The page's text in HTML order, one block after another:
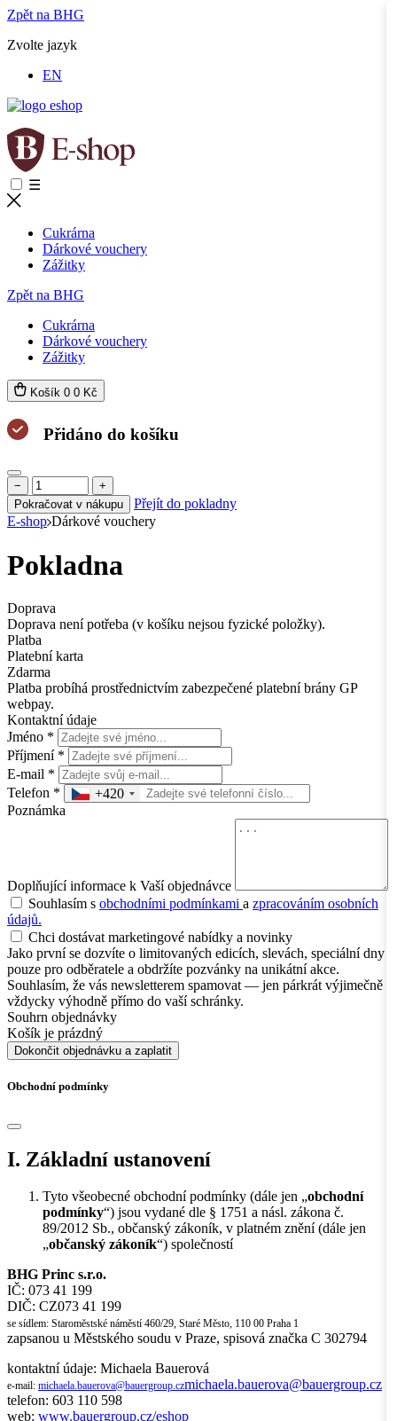
Zpět na BHG
Zvolte jazyk
EN
☰
Cukrárna
Dárkové vouchery
Zážitky
Zpět na BHG
Cukrárna
Dárkové vouchery
Zážitky
Košík 0 0 Kč
Přidáno do košíku
−
+
Pokračovat v nákupu
Přejít do pokladny
E-shop Dárkové vouchery
Pokladna
Doprava
Doprava není potřeba (v košíku nejsou fyzické položky).
Platba
Platební karta
Zdarma
Platba probíhá prostřednictvím zabezpečené platební brány GP
webpay.
Kontaktní údaje
Jméno *
Příjmení *
E-mail *
Telefon *
+420
Poznámka
Doplňující informace k Vaší objednávce
Souhlasím s obchodními podmínkami a zpracováním osobních
údajů.
Chci dostávat marketingové nabídky a novinky
Jako první se dozvíte o limitovaných edicích, slevách, speciální dny
pouze pro odběratele a obdržíte pozvánky na unikátní akce.
Souhlasím, že vás newsletterem spamovat — jen párkrát výjimečně
vždycky výhodně přímo do vaší schránky.
Souhrn objednávky
Košík je prázdný
Dokončit objednávku a zaplatit
Obchodní podmínky
I. Základní ustanovení
Tyto všeobecné obchodní podmínky (dále jen „obchodní
podmínky“) jsou vydané dle § 1751 a násl. zákona č.
89/2012 Sb., občanský zákoník, v platném znění (dále jen
„občanský zákoník“) společností
BHG Princ s.r.o.
IČ: 073 41 199
DIČ: CZ073 41 199
se sídlem: Staroměstské náměstí 460/29, Staré Město, 110 00 Praha 1
zapsanou u Městského soudu v Praze, spisová značka C 302794
kontaktní údaje: Michaela Bauerová
e-mail: michaela.bauerova@bauergroup.czmichaela.bauerova@bauergroup.cz
telefon: 603 110 598
web: www.bauergroup.cz/eshop